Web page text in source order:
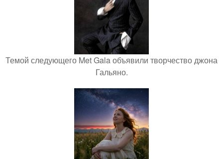
Темой следующего Met Gala объявили творчество джона
Гальяно.